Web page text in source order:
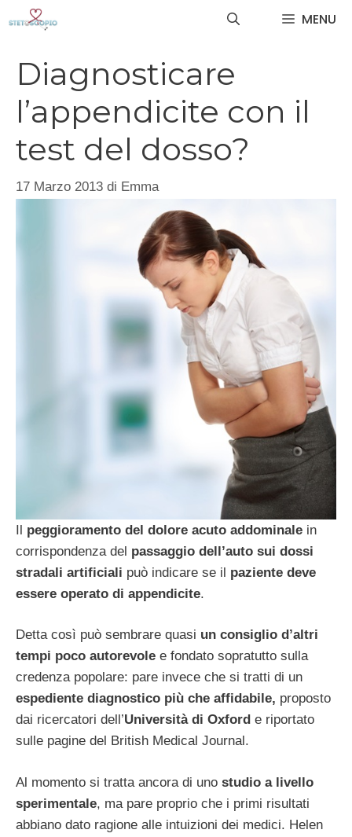
MENU
Diagnosticare
l’appendicite con il
test del dosso?
17 Marzo 2013 di Emma
Il peggioramento del dolore acuto addominale in
corrispondenza del passaggio dell’auto sui dossi
stradali artificiali può indicare se il paziente deve
essere operato di appendicite.
Detta così può sembrare quasi un consiglio d’altri
tempi poco autorevole e fondato sopratutto sulla
credenza popolare: pare invece che si tratti di un
espediente diagnostico più che affidabile, proposto
dai ricercatori dell’Università di Oxford e riportato
sulle pagine del British Medical Journal.
Al momento si tratta ancora di uno studio a livello
sperimentale, ma pare proprio che i primi risultati
abbiano dato ragione alle intuizioni dei medici. Helen